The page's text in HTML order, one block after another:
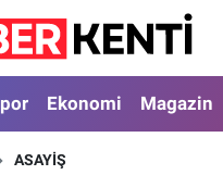
Ekonomi Magazin
ASAYIŞ